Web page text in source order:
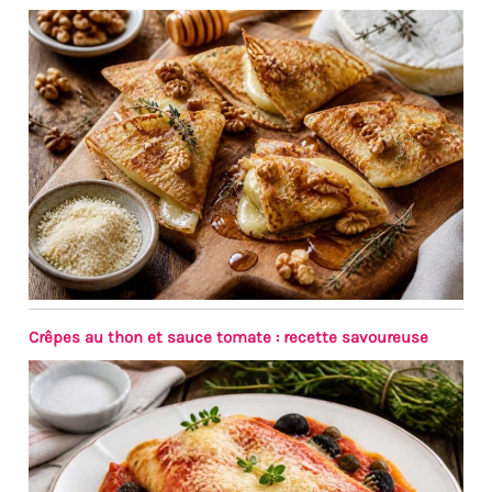
généreuse, idéale pour servir
les foules lors de mariages,
banquets et grandes
réceptions. 【Sécurité
avancée avec couvercle à
fermeture silencieuse】Au-
delà d’un simple bord
enroulé, notre réchaud
électrique pour buffet est
équipé d’un axe amortisseur
qui assure une fermeture
silencieuse et sécurisée du
couvercle en verre
transparent, éliminant tout
risque de pincement. Associé
à des poignées anti-brûlure
pratiques et à une
construction en acier
inoxydable de qualité
alimentaire, ce réchaud est
idéal pour une utilisation
Crêpes au thon et sauce tomate : recette savoureuse